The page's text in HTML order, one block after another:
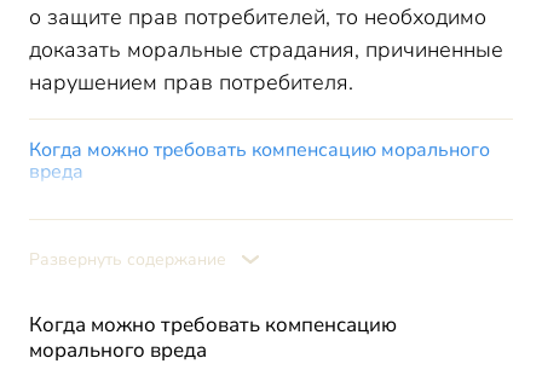
о защите прав потребителей, то необходимо
доказать моральные страдания, причиненные
нарушением прав потребителя.
Когда можно требовать компенсацию морального
вреда
ответчика и моральным вредом для истца
Причинен вред нематериальным благам или
неимущественным правам истца
Развернуть содержание
Когда можно требовать компенсацию
морального вреда